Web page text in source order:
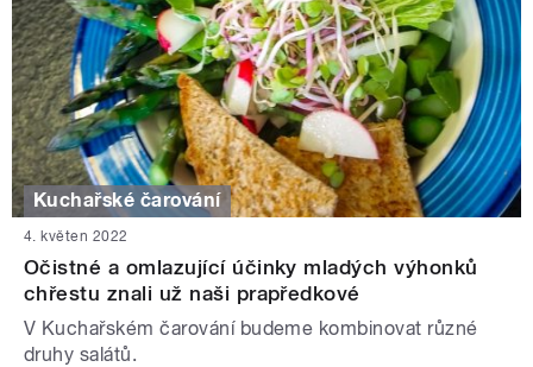
Kuchařské čarování
4. květen 2022
Očistné a omlazující účinky mladých výhonků
chřestu znali už naši prapředkové
V Kuchařském čarování budeme kombinovat různé
druhy salátů.